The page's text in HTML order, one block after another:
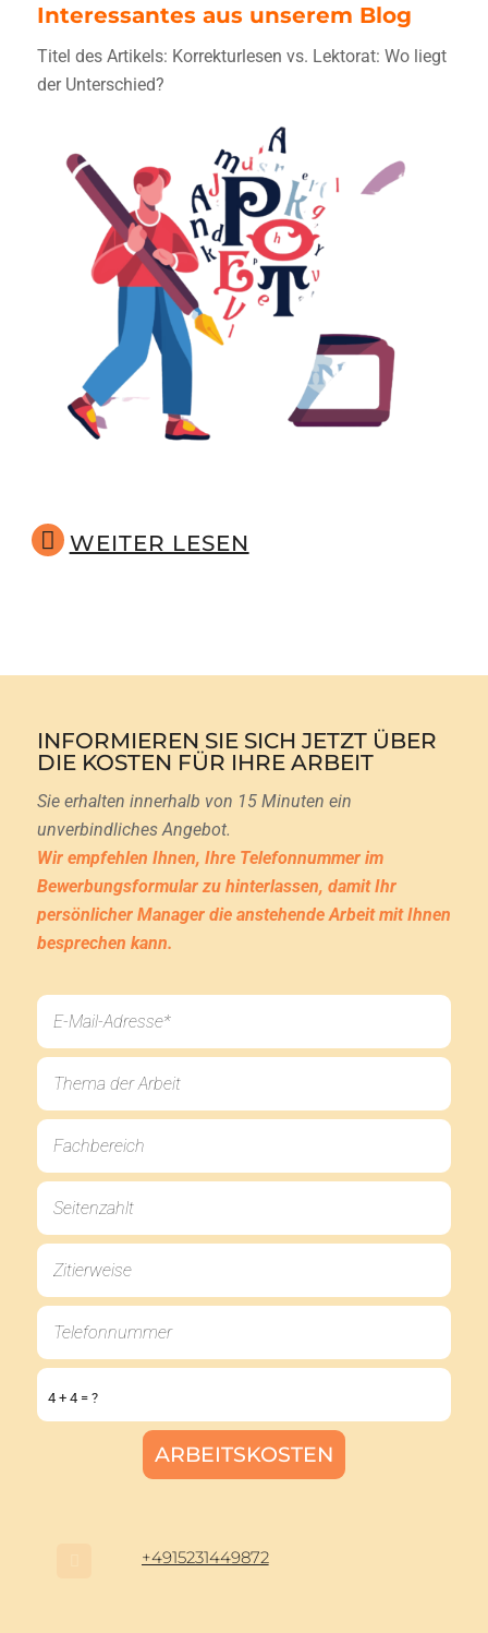
Interessantes aus unserem Blog
Titel des Artikels: Korrekturlesen vs. Lektorat: Wo liegt
der Unterschied?
WEITER LESEN
INFORMIEREN SIE SICH JETZT ÜBER
DIE KOSTEN FÜR IHRE ARBEIT
Sie erhalten innerhalb von 15 Minuten ein
unverbindliches Angebot.
Wir empfehlen Ihnen, Ihre Telefonnummer im
Bewerbungsformular zu hinterlassen, damit Ihr
persönlicher Manager die anstehende Arbeit mit Ihnen
besprechen kann.
4 + 4 = ?
+4915231449872